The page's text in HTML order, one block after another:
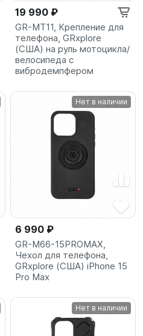
19 990 ₽
GR-MT11, Крепление для
телефона, GRxplore
(США) на руль мотоцикла/
велосипеда с
вибродемпфером
Нет в наличии
6 990 ₽
GR-M66-15PROMAX,
Чехол для телефона,
GRxplore (США) iPhone 15
Pro Max
Нет в наличии